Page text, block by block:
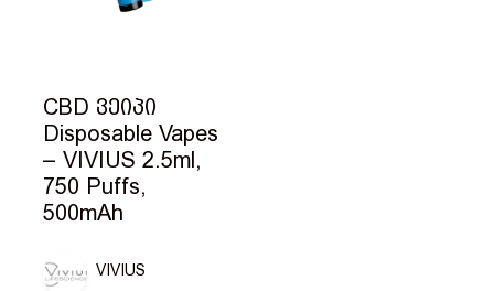
CBD ვეიპი
Disposable Vapes
– VIVIUS 2.5ml,
750 Puffs,
500mAh
VIVIUS